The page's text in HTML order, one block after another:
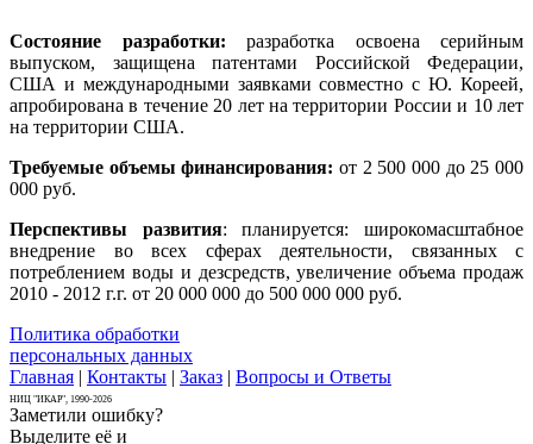
Состояние разработки: разработка освоена серийным
выпуском, защищена патентами Российской Федерации,
США и международными заявками совместно с Ю. Кореей,
апробирована в течение 20 лет на территории России и 10 лет
на территории США.
Требуемые объемы финансирования: от 2 500 000 до 25 000
000 руб.
Перспективы развития: планируется: широкомасштабное
внедрение во всех сферах деятельности, связанных с
потреблением воды и дезсредств, увеличение объема продаж
2010 - 2012 г.г. от 20 000 000 до 500 000 000 руб.
Политика обработки
персональных данных
Главная | Контакты | Заказ | Вопросы и Ответы
НИЦ "ИКАР", 1990-2026
Заметили ошибку?
Выделите её и